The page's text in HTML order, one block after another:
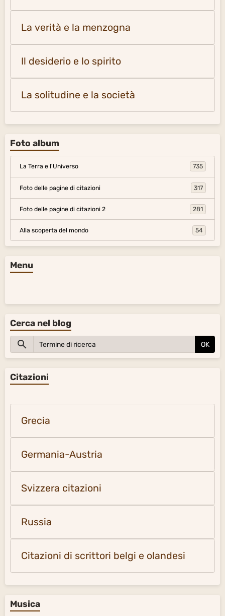
La verità e la menzogna
Il desiderio e lo spirito
La solitudine e la società
Foto album
La Terra e l'Universo 735
Foto delle pagine di citazioni 317
Foto delle pagine di citazioni 2 281
Alla scoperta del mondo 54
Menu
Cerca nel blog
OK
Citazioni
Grecia
Germania-Austria
Svizzera citazioni
Russia
Citazioni di scrittori belgi e olandesi
Musica